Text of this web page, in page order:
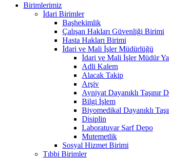
Birimlerimiz
İdari Birimler
Başhekimlik
Çalışan Hakları Güvenliği Birimi
Hasta Hakları Birimi
İdari ve Mali İşler Müdürlüğü
İdari ve Mali İşler Müdür
Adli Kalem
Alacak Takip
Arşiv
Ayniyat Dayanıklı Taşınır
Bilgi İşlem
Biyomedikal Dayanıklı
Disiplin
Laboratuvar Sarf Depo
Mutemetlik
Sosyal Hizmet Birimi
Tıbbi Birimler